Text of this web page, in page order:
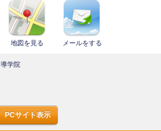
地図を見る メールをする
学院
PCサイト表示